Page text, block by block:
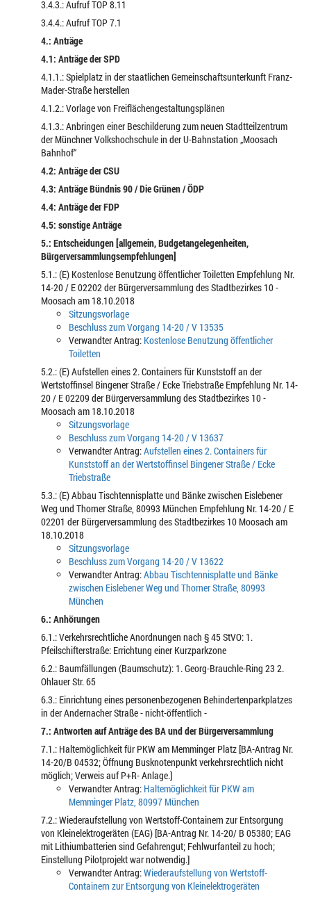
3.4.3.: Aufruf TOP 8.11
3.4.4.: Aufruf TOP 7.1
4.: Anträge
4.1: Anträge der SPD
4.1.1.: Spielplatz in der staatlichen Gemeinschaftsunterkunft Franz-
Mader-Straße herstellen
4.1.2.: Vorlage von Freiflächengestaltungsplänen
4.1.3.: Anbringen einer Beschilderung zum neuen Stadtteilzentrum
der Münchner Volkshochschule in der U-Bahnstation „Moosach
Bahnhof“
4.2: Anträge der CSU
4.3: Anträge Bündnis 90 / Die Grünen / ÖDP
4.4: Anträge der FDP
4.5: sonstige Anträge
5.: Entscheidungen [allgemein, Budgetangelegenheiten,
Bürgerversammlungsempfehlungen]
5.1.: (E) Kostenlose Benutzung öffentlicher Toiletten Empfehlung Nr.
14-20 / E 02202 der Bürgerversammlung des Stadtbezirkes 10 -
Moosach am 18.10.2018
Sitzungsvorlage
Beschluss zum Vorgang 14-20 / V 13535
Verwandter Antrag: Kostenlose Benutzung öffentlicher
Toiletten
5.2.: (E) Aufstellen eines 2. Containers für Kunststoff an der
Wertstoffinsel Bingener Straße / Ecke Triebstraße Empfehlung Nr. 14-
20 / E 02209 der Bürgerversammlung des Stadtbezirkes 10 -
Moosach am 18.10.2018
Sitzungsvorlage
Beschluss zum Vorgang 14-20 / V 13637
Verwandter Antrag:Aufstellen eines 2. Containers für
Kunststoff an der Wertstoffinsel Bingener Straße / Ecke
Triebstraße
5.3.: (E) Abbau Tischtennisplatte und Bänke zwischen Eislebener
Weg und Thorner Straße, 80993 München Empfehlung Nr. 14-20 / E
02201 der Bürgerversammlung des Stadtbezirkes 10 Moosach am
18.10.2018
Sitzungsvorlage
Beschluss zum Vorgang 14-20 / V 13622
Verwandter Antrag:Abbau Tischtennisplatte und Bänke
zwischen Eislebener Weg und Thorner Straße, 80993
München
6.: Anhörungen
6.1.: Verkehrsrechtliche Anordnungen nach § 45 StVO: 1.
Pfeilschifterstraße: Errichtung einer Kurzparkzone
6.2.: Baumfällungen (Baumschutz): 1. Georg-Brauchle-Ring 23 2.
Ohlauer Str. 65
6.3.: Einrichtung eines personenbezogenen Behindertenparkplatzes
in der Andernacher Straße - nicht-öffentlich -
7.: Antworten auf Anträge des BA und der Bürgerversammlung
7.1.: Haltemöglichkeit für PKW am Memminger Platz [BA-Antrag Nr.
14-20/B 04532; Öffnung Busknotenpunkt verkehrsrechtlich nicht
möglich; Verweis auf P+R- Anlage.]
Verwandter Antrag: Haltemöglichkeit für PKW am
Memminger Platz, 80997 München
7.2.: Wiederaufstellung von Wertstoff-Containern zur Entsorgung
von Kleinelektrogeräten (EAG) [BA-Antrag Nr. 14-20/ B 05380; EAG
mit Lithiumbatterien sind Gefahrengut; Fehlwurfanteil zu hoch;
Einstellung Pilotprojekt war notwendig.]
Verwandter Antrag:Wiederaufstellung von Wertstoff-
Containern zur Entsorgung von Kleinelektrogeräten